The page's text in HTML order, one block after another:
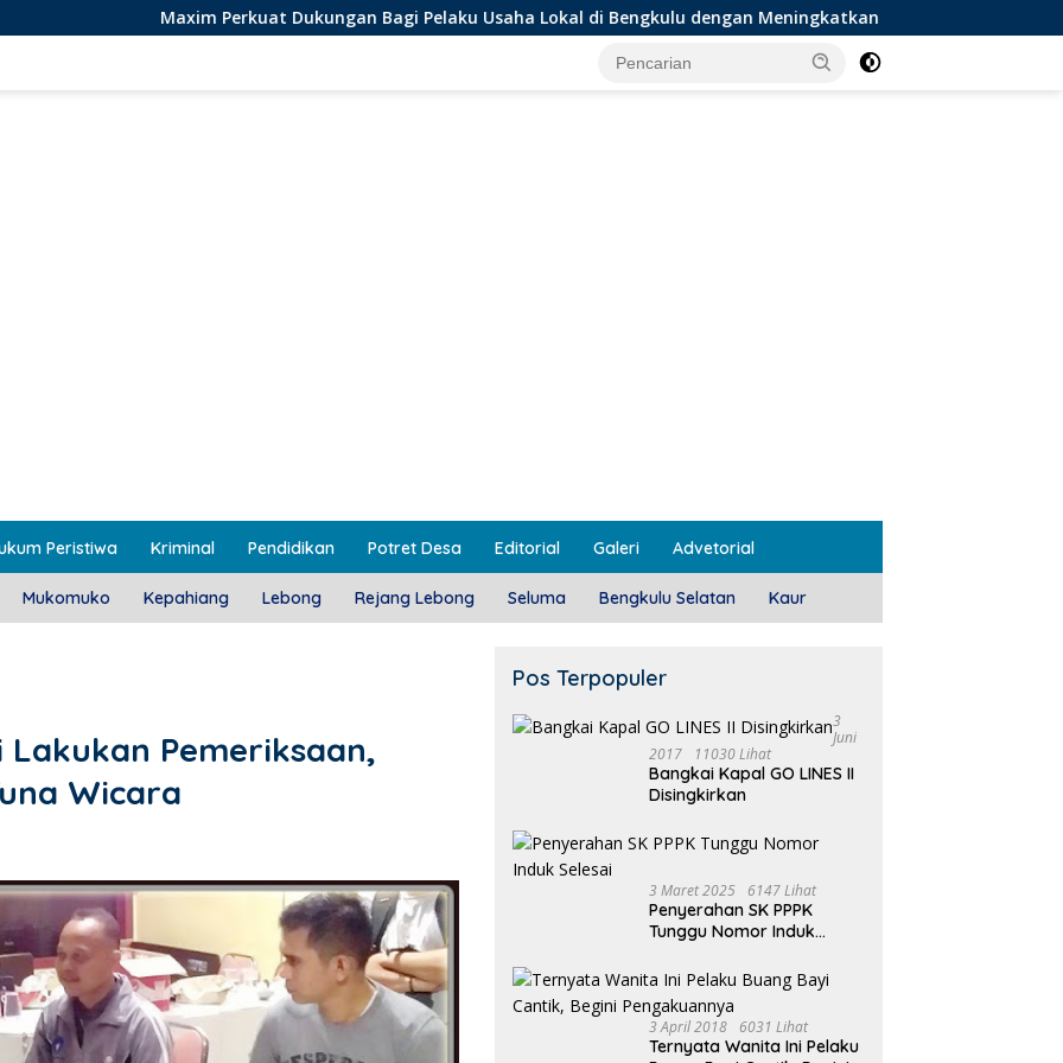
Maxim Perkuat Dukungan Bagi Pelaku Usaha Lokal di Bengkulu dengan Meningkatkan Ruang Publik dan Kebersihan Pasar
Peristiwa Kriminal Pendidikan Potret Desa Editorial Galeri Advetorial
Mukomuko Kepahiang Lebong Rejang Lebong Seluma Bengkulu Selatan Kaur
Pemeriksaan,
Wicara
Pos Terpopuler
3
Juni
2017
11030 Lihat
Bangkai Kapal GO LINES II
Disingkirkan
3 Maret 2025 6147 Lihat
Penyerahan SK PPPK
Tunggu Nomor Induk
3 April 2018 6031 Lihat
Ternyata Wanita Ini Pelaku